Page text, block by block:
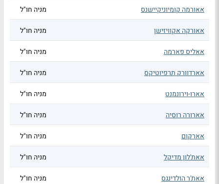
אאורמה קומיוניקיישנס מניה חו"ל
אאורקה אקוויזישן מניה חו"ל
אאליס פארמה מניה חו"ל
אארדוורק תרפיוטיקס מניה חו"ל
אארו-וירונמנט מניה חו"ל
אארורה רוסיה מניה חו"ל
אארקום מניה חו"ל
אאת'לון מדיקל מניה חו"ל
אאת'ר הולדינגס מניה חו"ל